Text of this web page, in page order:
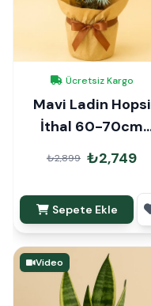
Ücretsiz Kargo
Mavi Ladin Hopsi
İthal 60-70cm
Hediye Paketli
₺2,899 ₺2,749
Sepete Ekle
Video